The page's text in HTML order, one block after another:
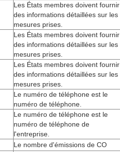
Les États membres doivent fournir
des informations détaillées sur les
mesures prises.
Les États membres doivent fournir
des informations détaillées sur les
mesures prises.
Les États membres doivent fournir
des informations détaillées sur les
mesures prises.
Le numéro de téléphone est le
numéro de téléphone.
Le numéro de téléphone est le
numéro de téléphone de
l'entreprise.
Le nombre d'émissions de CO